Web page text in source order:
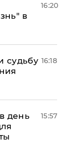
в
16:20
судьбу 16:18
день
15:57